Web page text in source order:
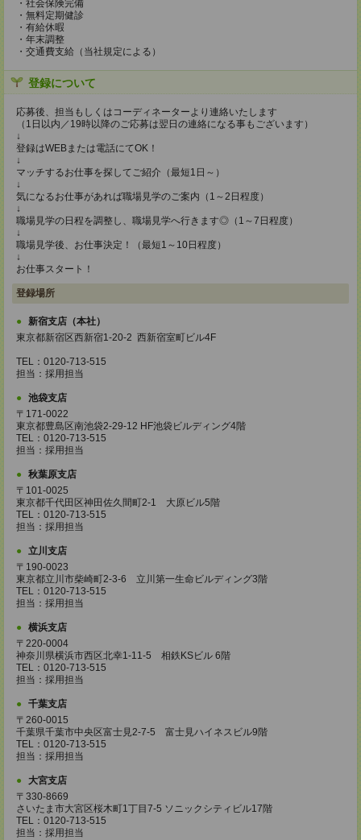
・社会保険完備
・無料定期健診
・有給休暇
・年末調整
・交通費支給（当社規定による）
登録について
応募後、担当もしくはコーディネーターより連絡いたします
（1日以内／19時以降のご応募は翌日の連絡になる事もございます）
↓
登録はWEBまたは電話にてOK！
↓
マッチするお仕事を探してご紹介（最短1日～）
↓
気になるお仕事があれば職場見学のご案内（1～2日程度）
↓
職場見学の日程を調整し、職場見学へ行きます◎（1～7日程度）
↓
職場見学後、お仕事決定！（最短1～10日程度）
↓
お仕事スタート！
登録場所
新宿支店（本社）
東京都新宿区西新宿1-20-2 西新宿室町ビル4F
TEL：0120-713-515
担当：採用担当
池袋支店
〒171-0022
東京都豊島区南池袋2-29-12 HF池袋ビルディング4階
TEL：0120-713-515
担当：採用担当
秋葉原支店
〒101-0025
東京都千代田区神田佐久間町2-1 大原ビル5階
TEL：0120-713-515
担当：採用担当
立川支店
〒190-0023
東京都立川市柴崎町2-3-6 立川第一生命ビルディング3階
TEL：0120-713-515
担当：採用担当
横浜支店
〒220-0004
神奈川県横浜市西区北幸1-11-5 相鉄KSビル 6階
TEL：0120-713-515
担当：採用担当
千葉支店
〒260-0015
千葉県千葉市中央区富士見2-7-5 富士見ハイネスビル9階
TEL：0120-713-515
担当：採用担当
大宮支店
〒330-8669
さいたま市大宮区桜木町1丁目7-5 ソニックシティビル17階
TEL：0120-713-515
担当：採用担当